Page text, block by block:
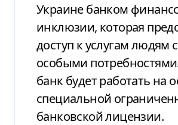
Украине банком
инклюзии, которая
доступ к услугам людям с
особыми
банк будет работать на
специальной
банковской лицензии.